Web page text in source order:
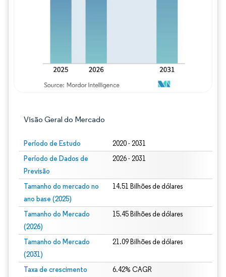
Visão Geral do Mercado
Período de Estudo 2020 - 2031
Período de Dados de
Previsão
2026 - 2031
Tamanho do mercado no
ano base (2025)
14.51 Bilhões de dólares
Tamanho do Mercado
(2026)
15.45 Bilhões de dólares
Tamanho do Mercado
(2031)
21.09 Bilhões de dólares
Taxa de crescimento
6.42% CAGR